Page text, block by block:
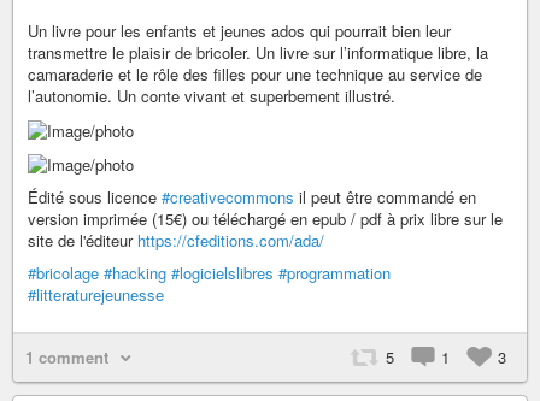
Un livre pour les enfants et jeunes ados qui pourrait bien leur
transmettre le plaisir de bricoler. Un livre sur l’informatique libre, la
camaraderie et le rôle des filles pour une technique au service de
l’autonomie. Un conte vivant et superbement illustré.
Édité sous licence #creativecommons il peut être commandé en
version imprimée (15€) ou téléchargé en epub / pdf à prix libre sur le
site de l'éditeur https://cfeditions.com/ada/
#bricolage #hacking #logicielslibres #programmation
#litteraturejeunesse
1 comment 5 1 3